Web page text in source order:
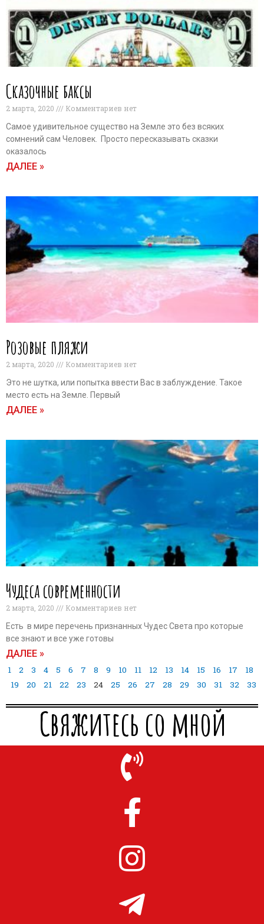
Сказочные баксы
2 марта, 2020
Комментариев нет
Самое удивительное существо на Земле это без всяких
сомнений сам Человек. Просто пересказывать сказки
оказалось
ДАЛЕЕ »
Розовые пляжи
2 марта, 2020
Комментариев нет
Это не шутка, или попытка ввести Вас в заблуждение. Такое
место есть на Земле. Первый
ДАЛЕЕ »
Чудеса современности
2 марта, 2020
Комментариев нет
Есть в мире перечень признанных Чудес Света про которые
все знают и все уже готовы
ДАЛЕЕ »
1 2 3 4 5 6 7 8 9 10 11 12 13 14 15 16 17
18
19
20 21 22 23 24 25 26 27 28 29 30 31 32 33
Свяжитесь со мной